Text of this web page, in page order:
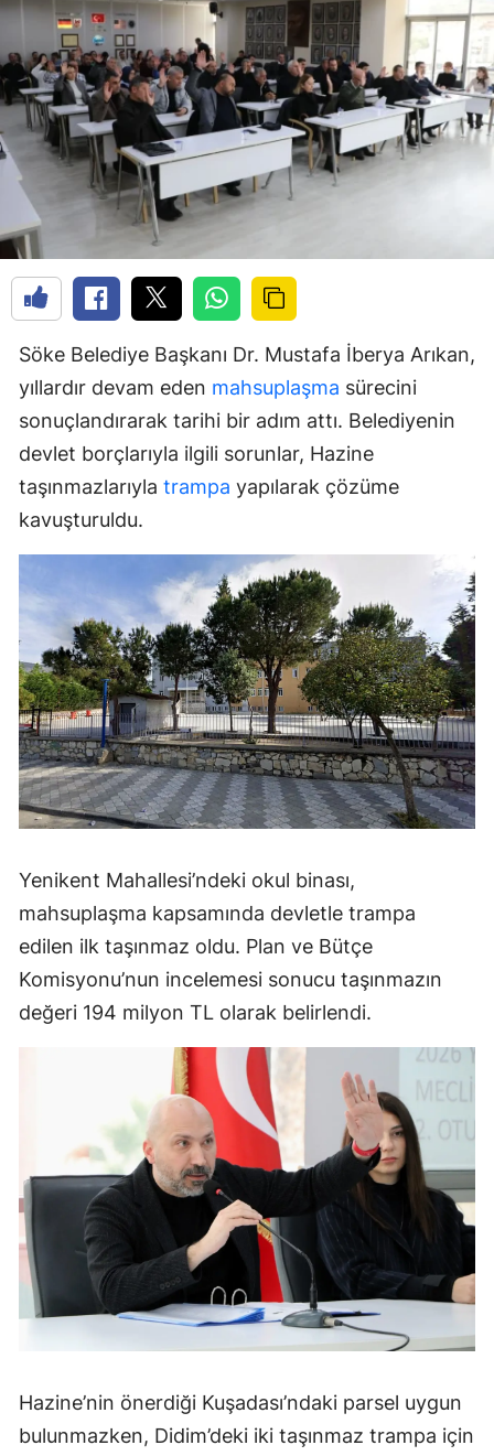
Söke Belediye Başkanı Dr. Mustafa İberya Arıkan,
yıllardır devam eden mahsuplaşma sürecini
sonuçlandırarak tarihi bir adım attı. Belediyenin
devlet borçlarıyla ilgili sorunlar, Hazine
taşınmazlarıyla trampa yapılarak çözüme
kavuşturuldu.
Yenikent Mahallesi’ndeki okul binası,
mahsuplaşma kapsamında devletle trampa
edilen ilk taşınmaz oldu. Plan ve Bütçe
Komisyonu’nun incelemesi sonucu taşınmazın
değeri 194 milyon TL olarak belirlendi.
Hazine’nin önerdiği Kuşadası’ndaki parsel uygun
bulunmazken, Didim’deki iki taşınmaz trampa için